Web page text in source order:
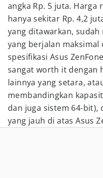
angka Rp. 5 juta. Harga
hanya sekitar Rp. 4,2
yang ditawarkan,
yang berjalan
spesifikasi Asus
sangat worth it dengan
lainnya yang setara,
membandingkan
dan juga sistem 64-bit),
yang jauh di atas Asus